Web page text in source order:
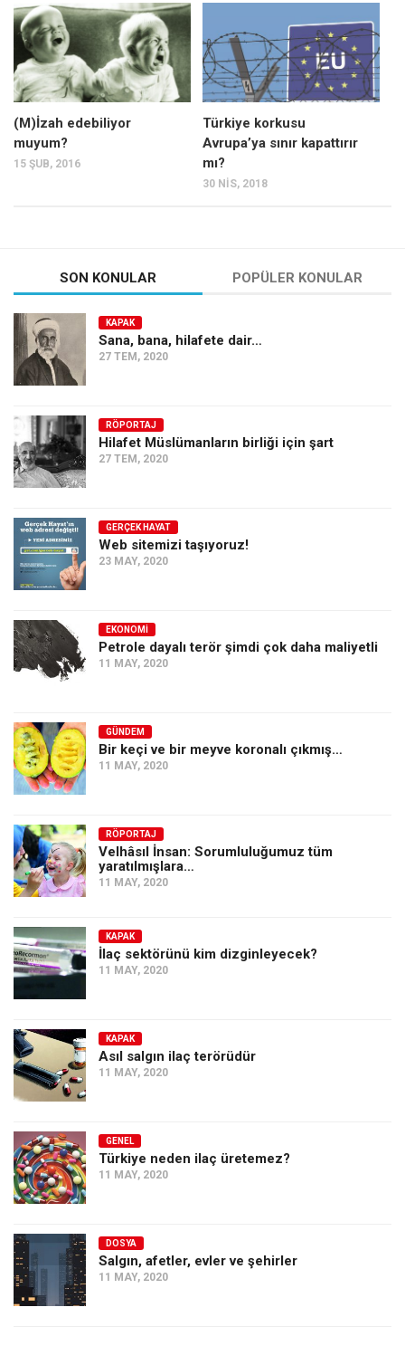
Mehmet Ali Tekin
Abir E. Nahas
Amina S. Jenenkovic
Bağdagül Öz
Esra Elönü
Kategoriler
Kitap
Karisi kitap sualleri
Ekonomi
Spor
Manzara
Sağlık
Gıda-Beslenme
Hayat
Siyaset
Dünya
Asya
Afrika
Avustralya
Tarih
Dosyalar
(M)İzah edebiliyor
muyum?
15 ŞUB, 2016
Türkiye korkusu
Avrupa’ya sınır kapattırır
mı?
30 NIS, 2018
SON KONULAR POPÜLER KONULAR
KAPAK
Sana, bana, hilafete dair…
27 TEM, 2020
RÖPORTAJ
Hilafet Müslümanların birliği için şart
27 TEM, 2020
GERÇEK HAYAT
Web sitemizi taşıyoruz!
23 MAY, 2020
EKONOMI
Petrole dayalı terör şimdi çok daha maliyetli
11 MAY, 2020
GÜNDEM
Bir keçi ve bir meyve koronalı çıkmış…
11 MAY, 2020
RÖPORTAJ
Velhâsıl İnsan: Sorumluluğumuz tüm
yaratılmışlara…
11 MAY, 2020
KAPAK
İlaç sektörünü kim dizginleyecek?
11 MAY, 2020
KAPAK
Asıl salgın ilaç terörüdür
11 MAY, 2020
GENEL
Türkiye neden ilaç üretemez?
11 MAY, 2020
DOSYA
Salgın, afetler, evler ve şehirler
11 MAY, 2020